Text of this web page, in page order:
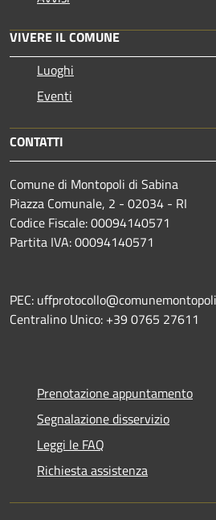
VIVERE IL COMUNE
Luoghi
Eventi
CONTATTI
Comune di Montopoli di Sabina
Piazza Comunale, 2 - 02034 - RI
Codice Fiscale: 00094140571
Partita IVA: 00094140571
PEC:
Centralino Unico: +39 0765 27611
Prenotazione appuntamento
Segnalazione disservizio
Leggi le FAQ
Richiesta assistenza